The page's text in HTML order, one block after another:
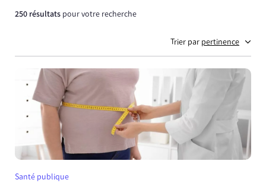
250 résultats pour votre recherche
Trier par pertinence
Santé publique